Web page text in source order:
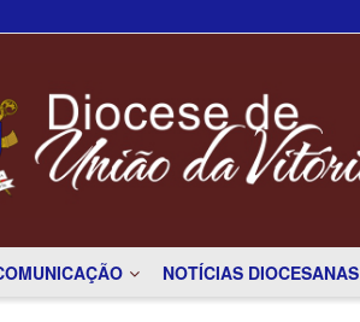
NOTÍCIAS DIOCESANAS